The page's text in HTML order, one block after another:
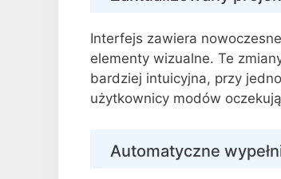
Interfejs zawiera
elementy wizualne. Te
bardziej intuicyjna, przy
użytkownicy modów
Automatyczne